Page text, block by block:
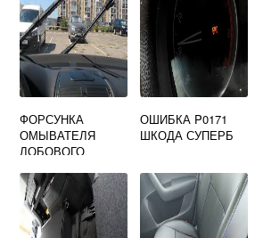
ФОРСУНКА
ОМЫВАТЕЛЯ
ЛОБОВОГО
ШКОДА ОКТАВИЯ
А5
ОШИБКА P0171
ШКОДА СУПЕРБ